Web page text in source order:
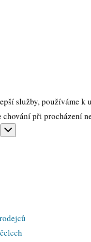
služby, používáme
chování při procházení